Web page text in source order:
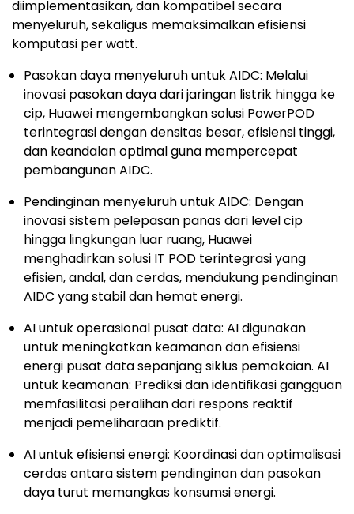
diimplementasikan, dan kompatibel secara
menyeluruh, sekaligus memaksimalkan efisiensi
komputasi per watt.
Pasokan daya menyeluruh untuk AIDC: Melalui
inovasi pasokan daya dari jaringan listrik hingga ke
cip, Huawei mengembangkan solusi PowerPOD
terintegrasi dengan densitas besar, efisiensi tinggi,
dan keandalan optimal guna mempercepat
pembangunan AIDC.
Pendinginan menyeluruh untuk AIDC: Dengan
inovasi sistem pelepasan panas dari level cip
hingga lingkungan luar ruang, Huawei
menghadirkan solusi IT POD terintegrasi yang
efisien, andal, dan cerdas, mendukung pendinginan
AIDC yang stabil dan hemat energi.
AI untuk operasional pusat data: AI digunakan
untuk meningkatkan keamanan dan efisiensi
energi pusat data sepanjang siklus pemakaian. AI
untuk keamanan: Prediksi dan identifikasi gangguan
memfasilitasi peralihan dari respons reaktif
menjadi pemeliharaan prediktif.
AI untuk efisiensi energi: Koordinasi dan optimalisasi
cerdas antara sistem pendinginan dan pasokan
daya turut memangkas konsumsi energi.